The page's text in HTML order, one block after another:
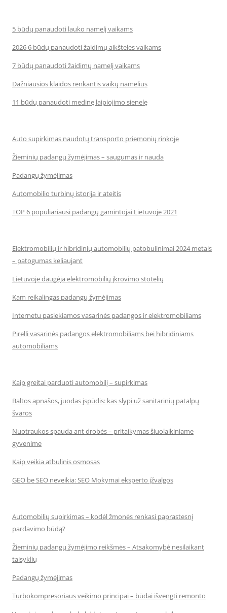
5 būdų panaudoti lauko namelį vaikams
2026 6 būdų panaudoti žaidimų aikšteles vaikams
7 būdų panaudoti žaidimų namelį vaikams
Dažniausios klaidos renkantis vaikų namelius
11 būdų panaudoti medinę laipiojimo sienelę
Auto supirkimas naudotų transporto priemonių rinkoje
Žieminių padangų žymėjimas – saugumas ir nauda
Padangų žymėjimas
Automobilio turbinų istorija ir ateitis
TOP 6 populiariausi padangų gamintojai Lietuvoje 2021
Elektromobilių ir hibridinių automobilių patobulinimai 2024 metais
– patogumas keliaujant
Lietuvoje daugėja elektromobilių įkrovimo stotelių
Kam reikalingas padangų žymėjimas
Internetu pasiekiamos vasarinės padangos ir elektromobiliams
Pirelli vasarinės padangos elektromobiliams bei hibridiniams
automobiliams
Kaip greitai parduoti automobilį – supirkimas
Baltos apnašos, juodas įspūdis: kas slypi už sanitarinių patalpų
švaros
Nuotraukos spauda ant drobės – pritaikymas šiuolaikiniame
gyvenime
Kaip veikia atbulinis osmosas
GEO be SEO neveikia: SEO Mokymai eksperto įžvalgos
Automobilių supirkimas – kodėl žmonės renkasi paprastesnį
pardavimo būdą?
Žieminių padangų žymėjimo reikšmės – Atsakomybė nesilaikant
taisyklių
Padangų žymėjimas
Turbokompresoriaus veikimo principai – būdai išvengti remonto